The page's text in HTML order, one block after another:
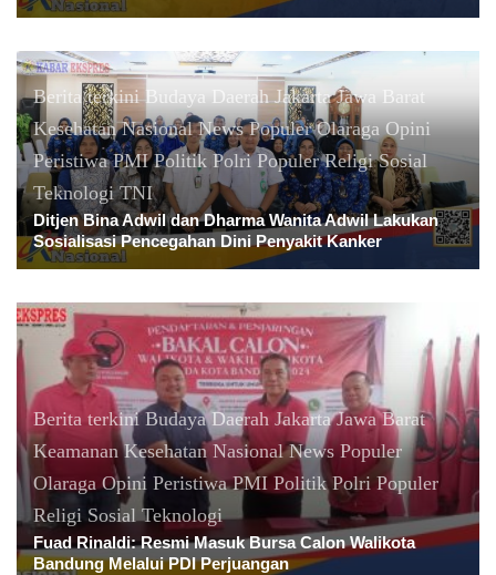
Berita terkini Budaya Daerah Jakarta Jawa Barat
Kesehatan Nasional News Populer Olaraga Opini
Peristiwa PMI Politik Polri Populer Religi Sosial
Teknologi TNI
Ditjen Bina Adwil dan Dharma Wanita Adwil Lakukan
Sosialisasi Pencegahan Dini Penyakit Kanker
Berita terkini Budaya Daerah Jakarta Jawa Barat
Keamanan Kesehatan Nasional News Populer
Olaraga Opini Peristiwa PMI Politik Polri Populer
Religi Sosial Teknologi
Fuad Rinaldi: Resmi Masuk Bursa Calon Walikota
Bandung Melalui PDI Perjuangan